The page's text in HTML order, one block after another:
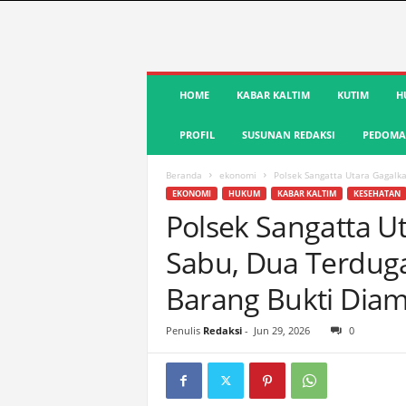
a
HOME KABAR KALTIM KUTIM
PROFIL SUSUNAN REDAKSI
Beranda ekonomi Polsek Sangatta Utara
EKONOMI HUKUM KABAR KALTIM KESEHATAN
Polsek Sangatta
Sabu, Dua
Barang Bukti
Penulis Redaksi- Jun 29, 2026 0